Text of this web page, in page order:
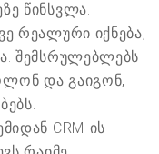
წინსვლა.
რეალური იქნება,
შემსრულებლებს
და გაიგონ,
CRM-ის